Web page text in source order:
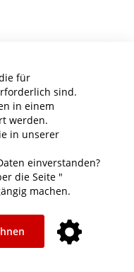
für
sind.
in einem
werden.
in unserer
einverstanden?
die Seite "
machen.